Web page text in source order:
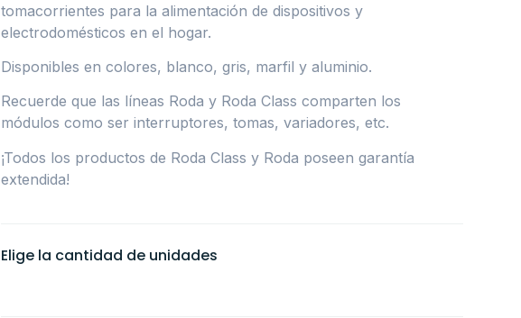
tomacorrientes para la alimentación de dispositivos y
electrodomésticos en el hogar.
Disponibles en colores, blanco, gris, marfil y aluminio.
Recuerde que las líneas Roda y Roda Class comparten los
módulos como ser interruptores, tomas, variadores, etc.
¡Todos los productos de Roda Class y Roda poseen garantía
extendida!
Elige la cantidad de unidades